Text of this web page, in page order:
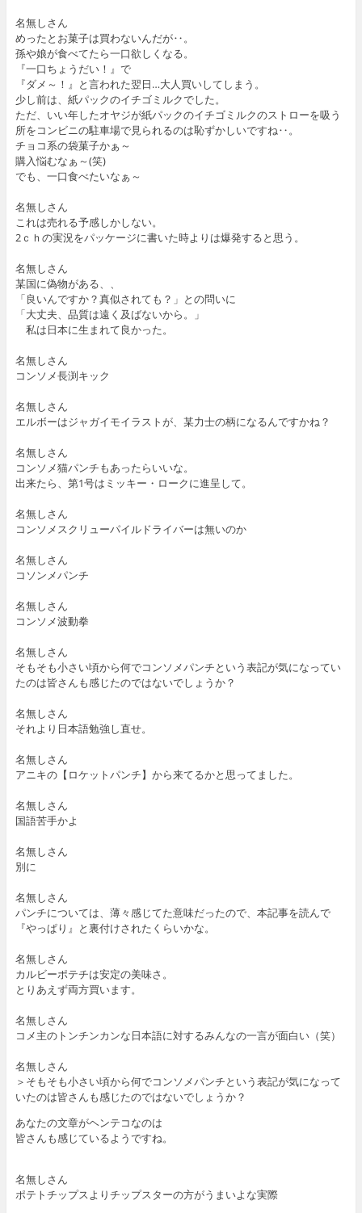
名無しさん
めったとお菓子は買わないんだが‥。
孫や娘が食べてたら一口欲しくなる。
『一口ちょうだい！』で
『ダメ～！』と言われた翌日…大人買いしてしまう。
少し前は、紙パックのイチゴミルクでした。
ただ、いい年したオヤジが紙パックのイチゴミルクのストローを吸う
所をコンビニの駐車場で見られるのは恥ずかしいですね‥。
チョコ系の袋菓子かぁ～
購入悩むなぁ～(笑)
でも、一口食べたいなぁ～
名無しさん
これは売れる予感しかしない。
2ｃｈの実況をパッケージに書いた時よりは爆発すると思う。
名無しさん
某国に偽物がある、、
「良いんですか？真似されても？」との問いに
「大丈夫、品質は遠く及ばないから。」
私は日本に生まれて良かった。
名無しさん
コンソメ長渕キック
名無しさん
エルボーはジャガイモイラストが、某力士の柄になるんですかね？
名無しさん
コンソメ猫パンチもあったらいいな。
出来たら、第1号はミッキー・ロークに進呈して。
名無しさん
コンソメスクリューパイルドライバーは無いのか
名無しさん
コソンメパンチ
名無しさん
コンソメ波動拳
名無しさん
そもそも小さい頃から何でコンソメパンチという表記が気になってい
たのは皆さんも感じたのではないでしょうか？
名無しさん
それより日本語勉強し直せ。
名無しさん
アニキの【ロケットパンチ】から来てるかと思ってました。
名無しさん
国語苦手かよ
名無しさん
別に
名無しさん
パンチについては、薄々感じてた意味だったので、本記事を読んで
『やっぱり』と裏付けされたくらいかな。
名無しさん
カルビーポテチは安定の美味さ。
とりあえず両方買います。
名無しさん
コメ主のトンチンカンな日本語に対するみんなの一言が面白い（笑）
名無しさん
＞そもそも小さい頃から何でコンソメパンチという表記が気になって
いたのは皆さんも感じたのではないでしょうか？
あなたの文章がヘンテコなのは
皆さんも感じているようですね。
名無しさん
ポテトチップスよりチップスターの方がうまいよな実際